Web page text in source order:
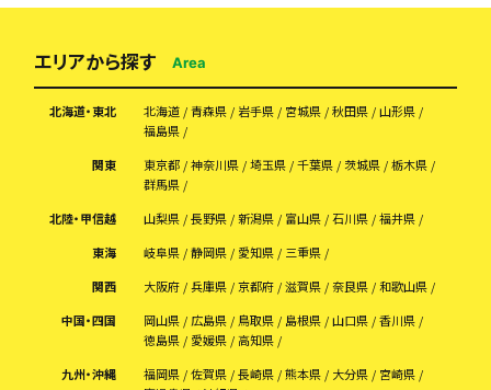
エリアから探す Area
北海道・東北 北海道 青森県 岩手県 宮城県 秋田県
山形県
福島県
関東
東京都 神奈川県 埼玉県 千葉県 茨城県
栃木県
群馬県
北陸・甲信越
山梨県 長野県 新潟県 富山県 石川県
福井県
東海
岐阜県 静岡県 愛知県
三重県
関西
大阪府 兵庫県 京都府 滋賀県 奈良県
和歌山県
中国・四国
岡山県 広島県 鳥取県 島根県 山口県
香川県
徳島県
愛媛県
高知県
九州・沖縄
福岡県 佐賀県 長崎県 熊本県 大分県
宮崎県